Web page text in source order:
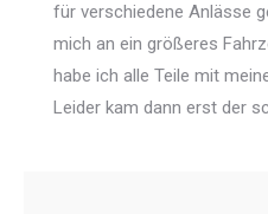
für verschiedene Anlässe
mich an ein größeres
habe ich alle Teile mit
Leider kam dann erst der